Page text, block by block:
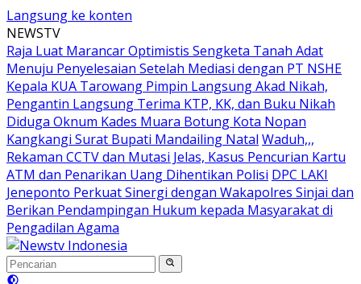
Langsung ke konten
NEWSTV
Raja Luat Marancar Optimistis Sengketa Tanah Adat
Menuju Penyelesaian Setelah Mediasi dengan PT NSHE
Kepala KUA Tarowang Pimpin Langsung Akad Nikah,
Pengantin Langsung Terima KTP, KK, dan Buku Nikah
Diduga Oknum Kades Muara Botung Kota Nopan
Kangkangi Surat Bupati Mandailing Natal Waduh,,,
Rekaman CCTV dan Mutasi Jelas, Kasus Pencurian Kartu
ATM dan Penarikan Uang Dihentikan Polisi DPC LAKI
Jeneponto Perkuat Sinergi dengan Wakapolres Sinjai dan
Berikan Pendampingan Hukum kepada Masyarakat di
Pengadilan Agama